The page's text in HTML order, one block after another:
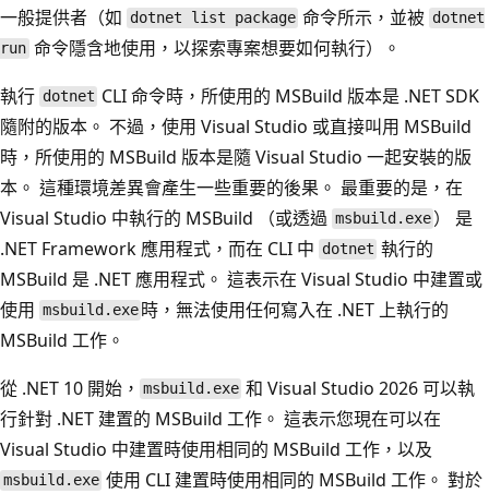
一般提供者（如 dotnet list package 命令所示，並被 dotnet
run 命令隱含地使用，以探索專案想要如何執行）。
執行 dotnet CLI 命令時，所使用的 MSBuild 版本是 .NET SDK
隨附的版本。 不過，使用 Visual Studio 或直接叫用 MSBuild
時，所使用的 MSBuild 版本是隨 Visual Studio 一起安裝的版
本。 這種環境差異會產生一些重要的後果。 最重要的是，在
Visual Studio 中執行的 MSBuild （或透過 msbuild.exe ） 是
.NET Framework 應用程式，而在 CLI 中 dotnet 執行的
MSBuild 是 .NET 應用程式。 這表示在 Visual Studio 中建置或
使用 msbuild.exe 時，無法使用任何寫入在 .NET 上執行的
MSBuild 工作。
從 .NET 10 開始， msbuild.exe 和 Visual Studio 2026 可以執
行針對 .NET 建置的 MSBuild 工作。 這表示您現在可以在
Visual Studio 中建置時使用相同的 MSBuild 工作，以及
msbuild.exe 使用 CLI 建置時使用相同的 MSBuild 工作。 對於